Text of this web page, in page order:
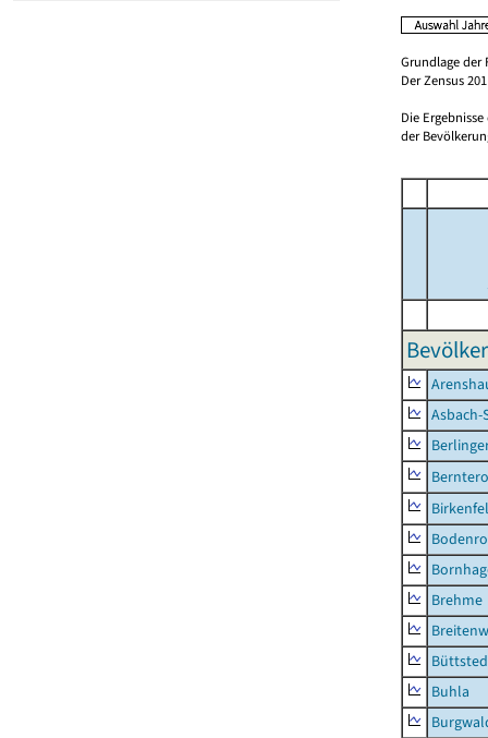
Grundlage der
Der Zensus
Die
der
Asbach-
Brehme
Buhla